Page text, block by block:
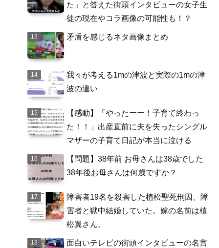
た」と答えた街頭インタビューの女子生
徒の現在やコラ画像の可能性も！？
矛盾を感じるネタ画像まとめ
我々が考える1mの津波と実際の1mの津
波の違い
【感動】「やったーー！子育て終わっ
た！！」出産直前に夫を失ったシングル
マザーの子育て日記が本当に泣ける
【問題】38年前 お母さんは38歳でした
38年後お母さんは何歳ですか？
障害者19名を殺害した植松聖死刑囚、障
害者と獄中結婚していた。嫁の名前は植
松翼さん。
面白いテレビの街頭インタビューの名言